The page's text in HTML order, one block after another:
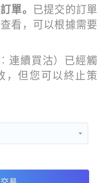
單。 已提交的訂單
看，可以根據需要
連續買沽）已經觸
，但您可以終止策